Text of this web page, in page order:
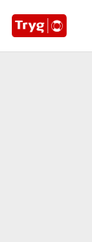
Privat
Login